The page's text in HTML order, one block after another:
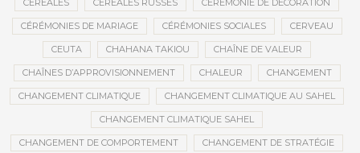
CÉRÉALES CÉRÉALES RUSSES CÉRÉMONIE DE DÉCORATION
CÉRÉMONIES DE MARIAGE CÉRÉMONIES SOCIALES CERVEAU
CEUTA CHAHANA TAKIOU CHAÎNE DE VALEUR
CHAÎNES D’APPROVISIONNEMENT CHALEUR CHANGEMENT
CHANGEMENT CLIMATIQUE CHANGEMENT CLIMATIQUE AU SAHEL
CHANGEMENT CLIMATIQUE SAHEL
CHANGEMENT DE COMPORTEMENT CHANGEMENT DE STRATÉGIE